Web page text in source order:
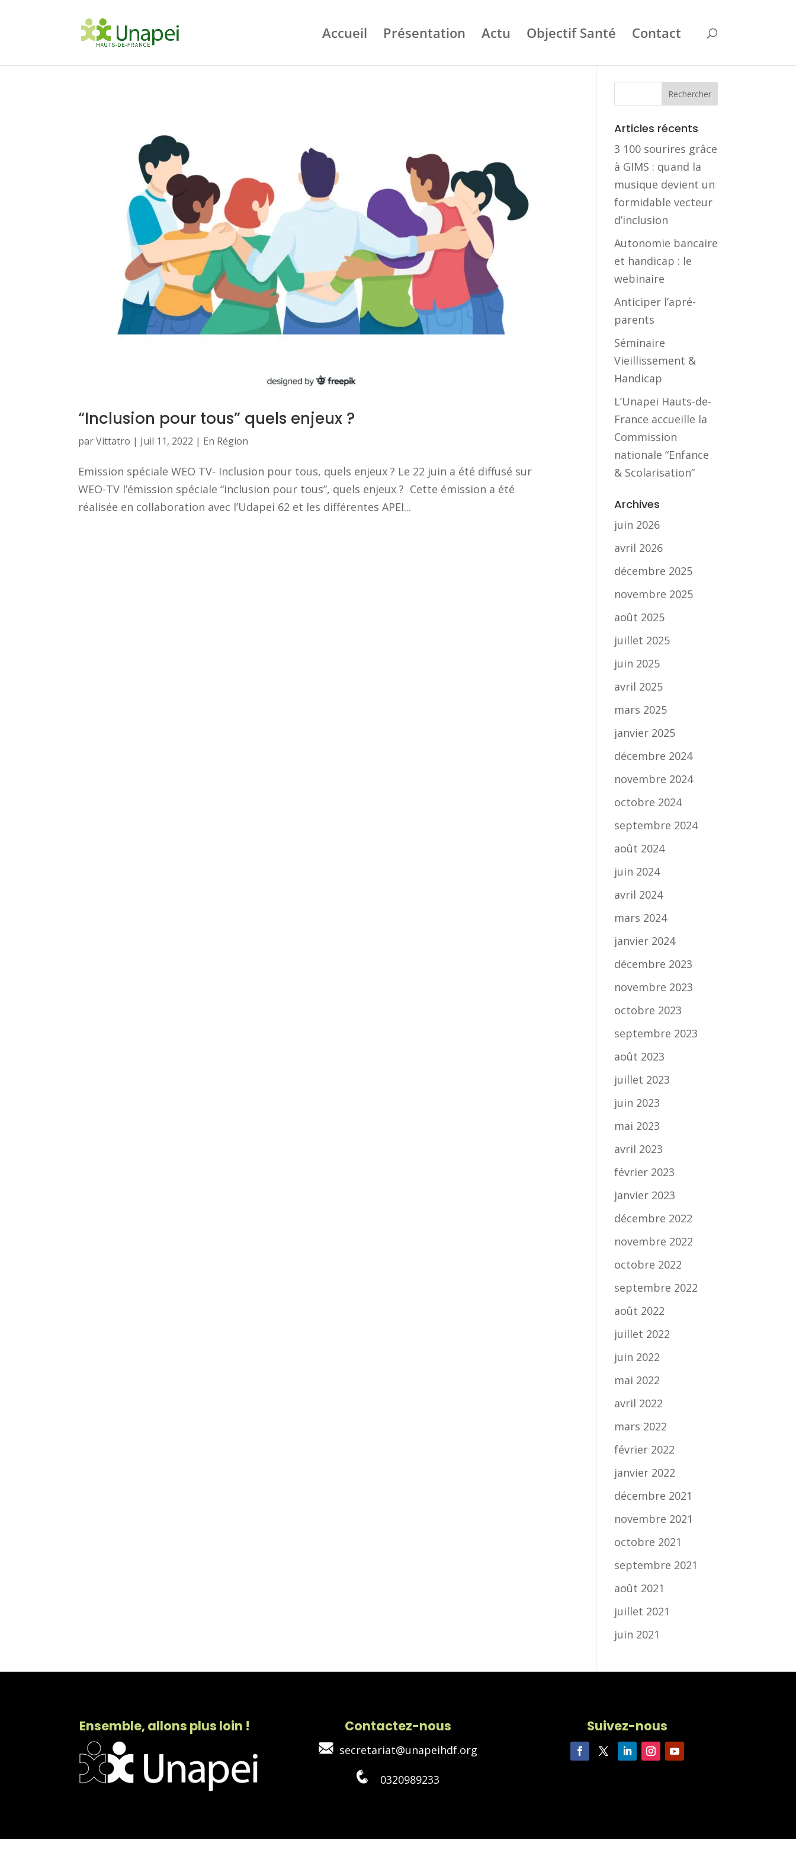
Accueil Présentation Actu Objectif Santé Contact
“Inclusion pour tous” quels enjeux ?
parVittatro | Juil 11, 2022 | En Région
Emission spéciale WEO TV- Inclusion pour tous, quels enjeux ? Le 22 juin a été diffusé sur
WEO-TV l’émission spéciale “inclusion pour tous”, quels enjeux ? Cette émission a été
réalisée en collaboration avec l’Udapei 62 et les différentes APEI...
Articles récents
3 100 sourires grâce
à GIMS : quand la
musique devient un
formidable vecteur
d’inclusion
Autonomie bancaire
et handicap : le
webinaire
Anticiper l’apré-
parents
Séminaire
Vieillissement &
Handicap
L’Unapei Hauts-de-
France accueille la
Commission
nationale “Enfance
& Scolarisation”
Archives
juin 2026
avril 2026
décembre 2025
novembre 2025
août 2025
juillet 2025
juin 2025
avril 2025
mars 2025
janvier 2025
décembre 2024
novembre 2024
octobre 2024
septembre 2024
août 2024
juin 2024
avril 2024
mars 2024
janvier 2024
décembre 2023
novembre 2023
octobre 2023
septembre 2023
août 2023
juillet 2023
juin 2023
mai 2023
avril 2023
février 2023
janvier 2023
décembre 2022
novembre 2022
octobre 2022
septembre 2022
août 2022
juillet 2022
juin 2022
mai 2022
avril 2022
mars 2022
février 2022
janvier 2022
décembre 2021
novembre 2021
octobre 2021
septembre 2021
août 2021
juillet 2021
juin 2021
Ensemble, allons plus loin ! Contactez-nous
secretariat@unapeihdf.org
0320989233
Suivez-nous